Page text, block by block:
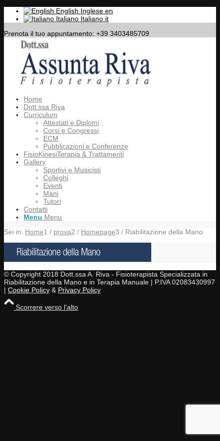
English Inglese en
Italiano Italiano it
Prenota il tuo appuntamento: +39 3403485709
Home
Dott.ssa Riva
Curriculum
Attestati e Diplomi
Corsi e Congressi
ECM
Pubblicazioni e Conferenze
FisioKinesiTerapia & Trattamenti
Gallery
Sportivi e Musicisti
Colleghi
Eventi
Mani
Tutori
Contatti
Menu Menu
Sei in: Home1 / prova2 / Homepage3 / Riabilitazione della Mano
© Copyright 2018 Dott.ssa A. Riva - Fisioterapista Specializzata in
Riabilitazione della Mano e in Terapia Manuale | P.IVA 02083430997
| Cookie Policy & Privacy Policy
Scorrere verso l’alto